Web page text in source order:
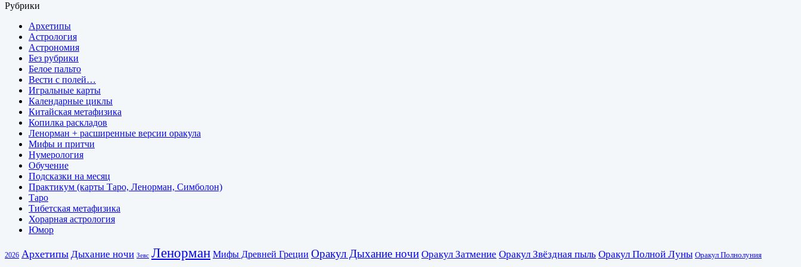
Рубрики
Архетипы
Астрология
Астрономия
Без рубрики
Белое пальто
Вести с полей…
Игральные карты
Календарные циклы
Китайская метафизика
Копилка раскладов
Ленорман + расширенные версии оракула
Мифы и притчи
Нумерология
Обучение
Подсказки на месяц
Практикум (карты Таро, Ленорман, Симболон)
Таро
Тибетская метафизика
Хорарная астрология
Юмор
2026 Архетипы Дыхание ночи Зевс Ленорман Мифы Древней Греции Оракул Дыхание ночи Оракул Затмение Оракул Звёздная пыль Оракул Полной Луны Оракул Полнолуния